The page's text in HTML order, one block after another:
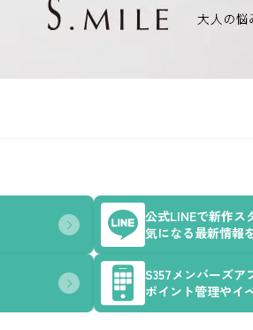
公式LINEで新作ス
気になる最新情報
S357メンバーズア
ポイント管理やイ